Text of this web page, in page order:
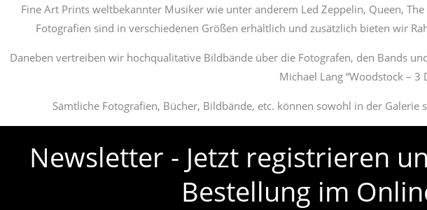
Fine Art Prints weltbekannter Musiker wie unter anderem Led Zeppelin, Queen,
Fotografien sind in verschiedenen Größen erhältlich und zusätzlich bieten wir
Daneben vertreiben wir hochqualitative Bildbände über die Fotografen, den Bands
Michael Lang “Woodstock –
Sämtliche Fotografien, Bücher, Bildbände, etc. können sowohl in der
Newsletter - Jetzt registrieren
Bestellung im